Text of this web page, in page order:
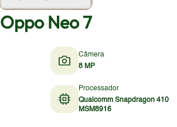
Oppo Neo 7
Câmera
8 MP
Processador
Qualcomm Snapdragon 410
MSM8916